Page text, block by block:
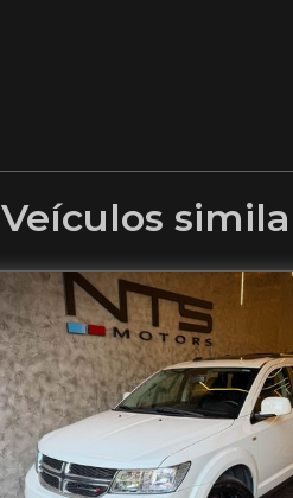
Veículos